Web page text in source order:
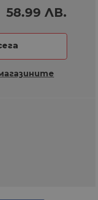
58.99 ЛВ.